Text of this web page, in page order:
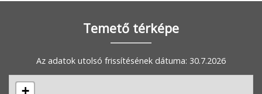
Temető térképe
Az adatok utolsó frissítésének dátuma: 30.7.2026
+